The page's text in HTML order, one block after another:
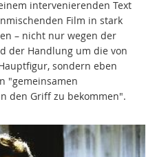
intervenierenden Text
Film in stark
– nicht nur wegen der
der Handlung um die von
sondern eben
"gemeinsamen
den Griff zu bekommen".